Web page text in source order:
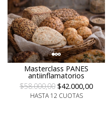
Masterclass PANES
antiinflamatorios
$58.000,00 $42.000,00
HASTA 12 CUOTAS